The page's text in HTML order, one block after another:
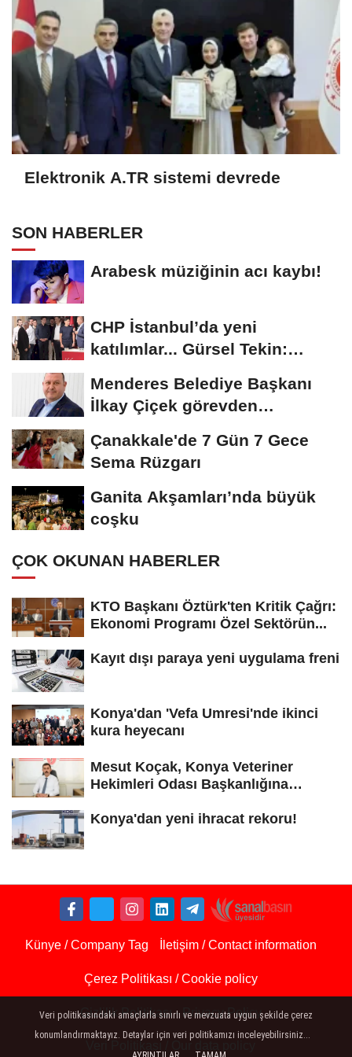
Elektronik A.TR sistemi devrede
SON HABERLER
Arabesk müziğinin acı kaybı!
CHP İstanbul’da yeni
katılımlar... Gürsel Tekin:
Menderes Belediye Başkanı
İlkay Çiçek görevden
Çanakkale'de 7 Gün 7 Gece
Sema Rüzgarı
Ganita Akşamları’nda büyük
coşku
ÇOK OKUNAN HABERLER
KTO Başkanı Öztürk'ten Kritik Çağrı:
Ekonomi Programı Özel Sektörün...
Kayıt dışı paraya yeni uygulama freni
Konya'dan 'Vefa Umresi'nde ikinci
kura heyecanı
Mesut Koçak, Konya Veteriner
Hekimleri Odası Başkanlığına
Konya'dan yeni ihracat rekoru!
Künye / Company Tag İletişim / Contact information
Çerez Politikası / Cookie policy
Gizlilik Politikası - Privacy Policy
Veri politikasındaki amaçlarla sınırlı ve mevzuata uygun şekilde çerez
konumlandırmaktayız. Detaylar için veri politikamızı inceleyebilirsiniz...